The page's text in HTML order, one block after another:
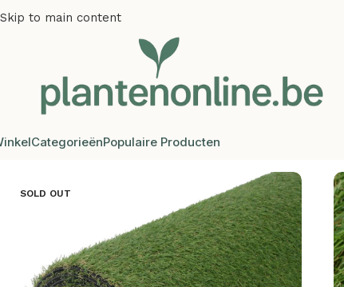
Skip to main content
CategorieënPopulaire Producten
Kunstplanten
SOLD OUT